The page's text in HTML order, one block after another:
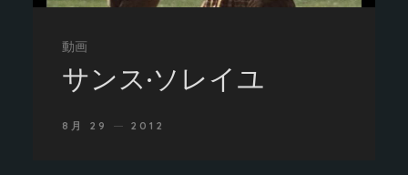
動画
サンス·ソレイユ
8月 29 2012